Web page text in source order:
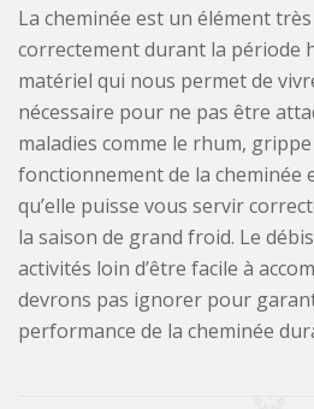
La cheminée est un élément
correctement durant la période
matériel qui nous permet de
nécessaire pour ne pas être
maladies comme le rhum,
fonctionnement de la cheminée
qu’elle puisse vous servir
la saison de grand froid. Le
activités loin d’être facile à
devrons pas ignorer pour
performance de la cheminée